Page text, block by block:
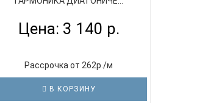
Цена: 3 140 р.
Рассрочка от 262р./м
В КОРЗИНУ